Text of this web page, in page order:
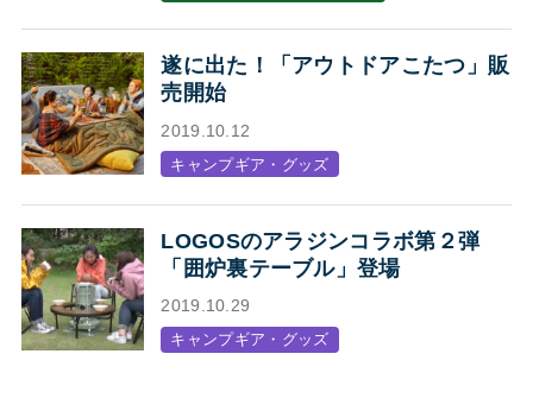
遂に出た！「アウトドアこたつ」販
売開始
2019.10.12
キャンプギア・グッズ
LOGOSのアラジンコラボ第２弾
「囲炉裏テーブル」登場
2019.10.29
キャンプギア・グッズ